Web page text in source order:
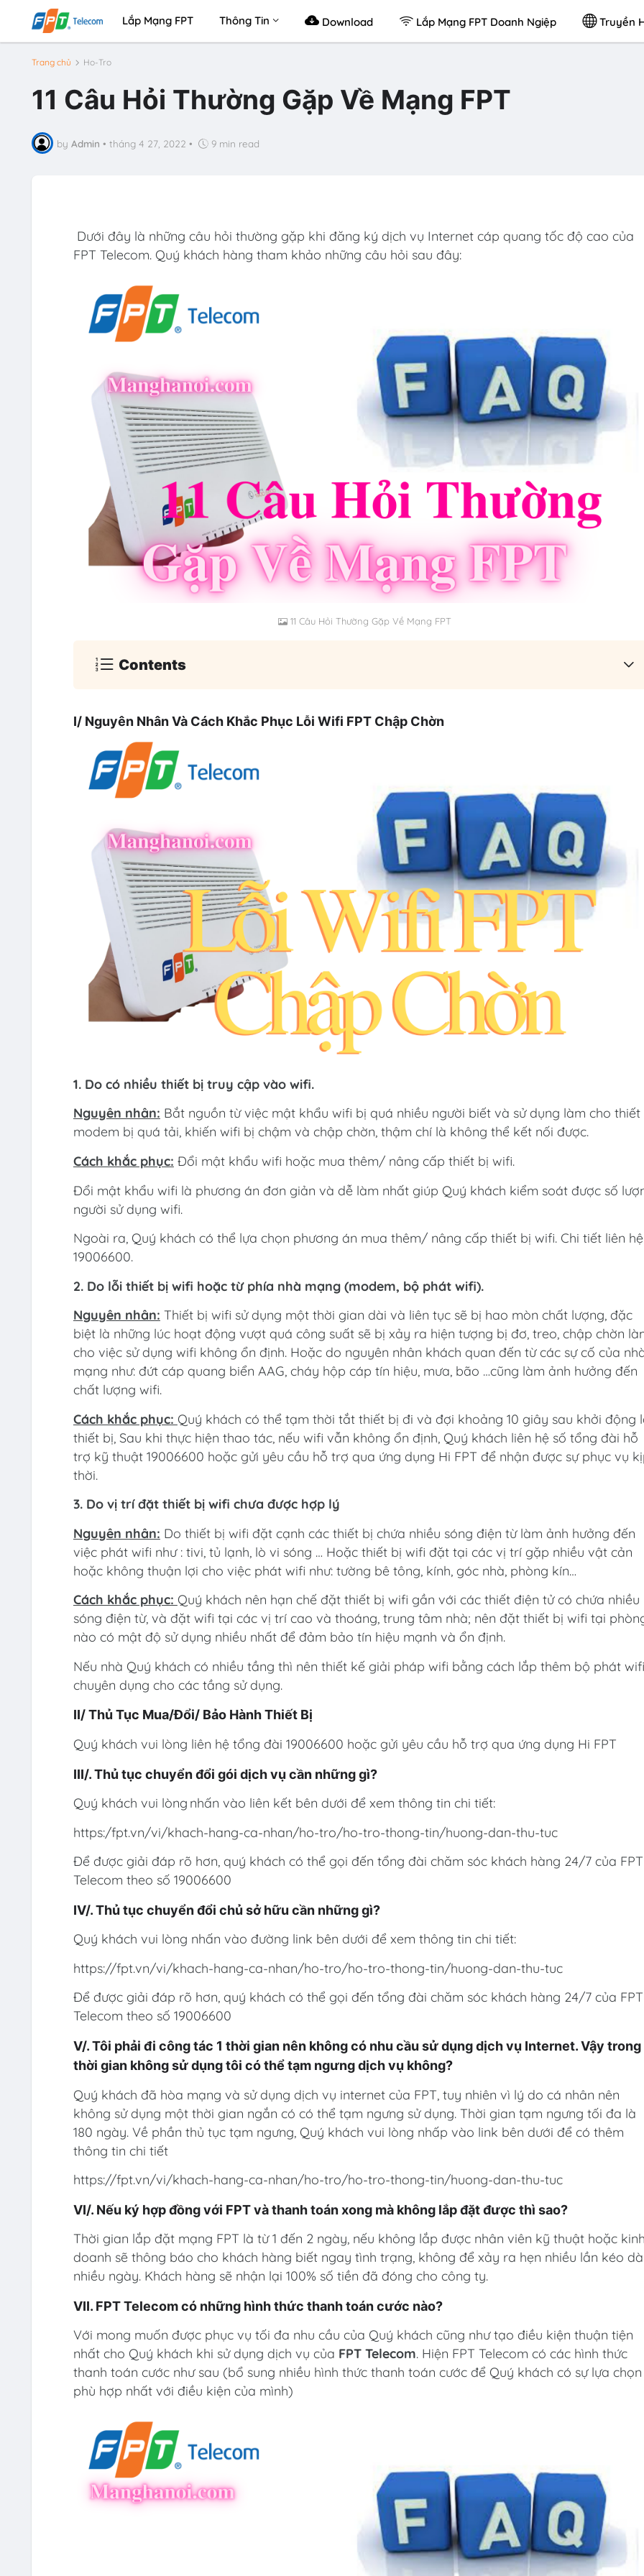
Lắp Mạng FPT Thông Tin Download Lắp Mạng FPT Doanh Ngiệp Truyền
Trang chủ Ho-Tro
11 Câu Hỏi Thường Gặp Về Mạng FPT
by Admin • tháng 4 27, 2022 • 9 min read
Dưới đây là những câu hỏi thường gặp khi đăng ký dịch vụ Internet cáp quang tốc độ cao của
FPT Telecom. Quý khách hàng tham khảo những câu hỏi sau đây:
11 Câu Hỏi Thường Gặp Về Mạng FPT
Contents
I/ Nguyên Nhân Và Cách Khắc Phục Lỗi Wifi FPT Chập Chờn
1. Do có nhiều thiết bị truy cập vào wifi.
Nguyên nhân: Bắt nguồn từ việc mật khẩu wifi bị quá nhiều người biết và sử dụng làm cho thiết
modem bị quá tải, khiến wifi bị chậm và chập chờn, thậm chí là không thể kết nối được.
Cách khắc phục: Đổi mật khẩu wifi hoặc mua thêm/ nâng cấp thiết bị wifi.
Đổi mật khẩu wifi là phương án đơn giản và dễ làm nhất giúp Quý khách kiểm soát được số
người sử dụng wifi.
Ngoài ra, Quý khách có thể lựa chọn phương án mua thêm/ nâng cấp thiết bị wifi. Chi tiết liên hệ
19006600.
2. Do lỗi thiết bị wifi hoặc từ phía nhà mạng (modem, bộ phát wifi).
Nguyên nhân: Thiết bị wifi sử dụng một thời gian dài và liên tục sẽ bị hao mòn chất lượng, đặc
biệt là những lúc hoạt động vượt quá công suất sẽ bị xảy ra hiện tượng bị đơ, treo, chập chờn
cho việc sử dụng wifi không ổn định. Hoặc do nguyên nhân khách quan đến từ các sự cố của
mạng như: đứt cáp quang biển AAG, cháy hộp cáp tín hiệu, mưa, bão …cũng làm ảnh hưởng đến
chất lượng wifi.
Cách khắc phục: Quý khách có thể tạm thời tắt thiết bị đi và đợi khoảng 10 giây sau khởi động
thiết bị, Sau khi thực hiện thao tác, nếu wifi vẫn không ổn định, Quý khách liên hệ số tổng đài hỗ
trợ kỹ thuật 19006600 hoặc gửi yêu cầu hỗ trợ qua ứng dụng Hi FPT để nhận được sự phục vụ
thời.
3. Do vị trí đặt thiết bị wifi chưa được hợp lý
Nguyên nhân: Do thiết bị wifi đặt cạnh các thiết bị chứa nhiều sóng điện từ làm ảnh hưởng đến
việc phát wifi như : tivi, tủ lạnh, lò vi sóng … Hoặc thiết bị wifi đặt tại các vị trí gặp nhiều vật cản
hoặc không thuận lợi cho việc phát wifi như: tường bê tông, kính, góc nhà, phòng kín…
Cách khắc phục: Quý khách nên hạn chế đặt thiết bị wifi gần với các thiết điện tử có chứa nhiều
sóng điện từ, và đặt wifi tại các vị trí cao và thoáng, trung tâm nhà; nên đặt thiết bị wifi tại
nào có mật độ sử dụng nhiều nhất để đảm bảo tín hiệu mạnh và ổn định.
Nếu nhà Quý khách có nhiều tầng thì nên thiết kế giải pháp wifi bằng cách lắp thêm bộ phát wifi
chuyên dụng cho các tầng sử dụng.
II/ Thủ Tục Mua/Đổi/ Bảo Hành Thiết Bị
Quý khách vui lòng liên hệ tổng đài 19006600 hoặc gửi yêu cầu hỗ trợ qua ứng dụng Hi FPT
III/. Thủ tục chuyển đổi gói dịch vụ cần những gì?
Quý khách vui lòng nhấn vào liên kết bên dưới để xem thông tin chi tiết:
https:/fpt.vn/vi/khach-hang-ca-nhan/ho-tro/ho-tro-thong-tin/huong-dan-thu-tuc
Để được giải đáp rõ hơn, quý khách có thể gọi đến tổng đài chăm sóc khách hàng 24/7 của FPT
Telecom theo số 19006600
IV/. Thủ tục chuyển đổi chủ sở hữu cần những gì?
Quý khách vui lòng nhấn vào đường link bên dưới để xem thông tin chi tiết:
https://fpt.vn/vi/khach-hang-ca-nhan/ho-tro/ho-tro-thong-tin/huong-dan-thu-tuc
Để được giải đáp rõ hơn, quý khách có thể gọi đến tổng đài chăm sóc khách hàng 24/7 của FPT
Telecom theo số 19006600
V/. Tôi phải đi công tác 1 thời gian nên không có nhu cầu sử dụng dịch vụ Internet. Vậy trong
thời gian không sử dụng tôi có thể tạm ngưng dịch vụ không?
Quý khách đã hòa mạng và sử dụng dịch vụ internet của FPT, tuy nhiên vì lý do cá nhân nên
không sử dụng một thời gian ngắn có có thể tạm ngưng sử dụng. Thời gian tạm ngưng tối đa là
180 ngày. Về phần thủ tục tạm ngưng, Quý khách vui lòng nhấp vào link bên dưới để có thêm
thông tin chi tiết
https://fpt.vn/vi/khach-hang-ca-nhan/ho-tro/ho-tro-thong-tin/huong-dan-thu-tuc
VI/. Nếu ký hợp đồng với FPT và thanh toán xong mà không lắp đặt được thì sao?
Thời gian lắp đặt mạng FPT là từ 1 đến 2 ngày, nếu không lắp được nhân viên kỹ thuật hoặc
doanh sẽ thông báo cho khách hàng biết ngay tình trạng, không để xảy ra hẹn nhiều lần kéo
nhiều ngày. Khách hàng sẽ nhận lại 100% số tiền đã đóng cho công ty.
VII. FPT Telecom có những hình thức thanh toán cước nào?
Với mong muốn được phục vụ tối đa nhu cầu của Quý khách cũng như tạo điều kiện thuận tiện
nhất cho Quý khách khi sử dụng dịch vụ của FPT Telecom. Hiện FPT Telecom có các hình thức
thanh toán cước như sau (bổ sung nhiều hình thức thanh toán cước để Quý khách có sự lựa chọn
phù hợp nhất với điều kiện của mình)